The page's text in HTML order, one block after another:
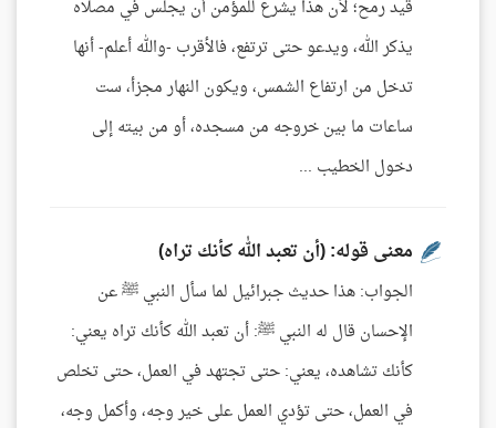
قيد رمح؛ لأن هذا يشرع للمؤمن أن يجلس في مصلاه
يذكر الله، ويدعو حتى ترتفع، فالأقرب -والله أعلم- أنها
تدخل من ارتفاع الشمس، ويكون النهار مجزأ، ست
ساعات ما بين خروجه من مسجده، أو من بيته إلى
دخول الخطيب ...
معنى قوله: (أن تعبد الله كأنك تراه)
الجواب: هذا حديث جبرائيل لما سأل النبي ﷺ عن
الإحسان قال له النبي ﷺ: أن تعبد الله كأنك تراه يعني:
كأنك تشاهده، يعني: حتى تجتهد في العمل، حتى تخلص
في العمل، حتى تؤدي العمل على خير وجه، وأكمل وجه،